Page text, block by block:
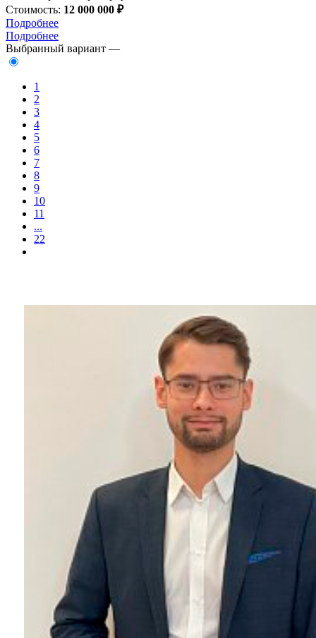
Стоимость: 12 000 000 ₽
Подробнее
Подробнее
Выбранный вариант —
1
2
3
4
5
6
7
8
9
10
11
...
22